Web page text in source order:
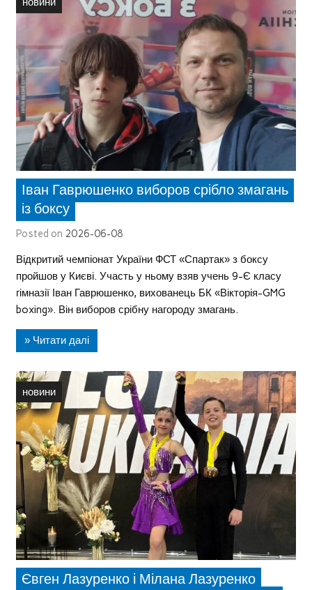
Іван Гаврюшенко виборов срібло змагань
із боксу
Posted on 2026-06-08
Відкритий чемпіонат України ФСТ «Спартак» з боксу
пройшов у Києві. Участь у ньому взяв учень 9-Є класу
гімназії Іван Гаврюшенко, вихованець БК «Вікторія-GMG
boxing». Він виборов срібну нагороду змагань.
» Читати далі
новини
Євген Лазуренко і Мілана Лазуренко